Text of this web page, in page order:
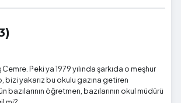
Peki ya 1979 yılında şarkıda o meşhur
bizi yakarız bu okulu gazına getiren
bazılarının öğretmen, bazılarının okul müdürü